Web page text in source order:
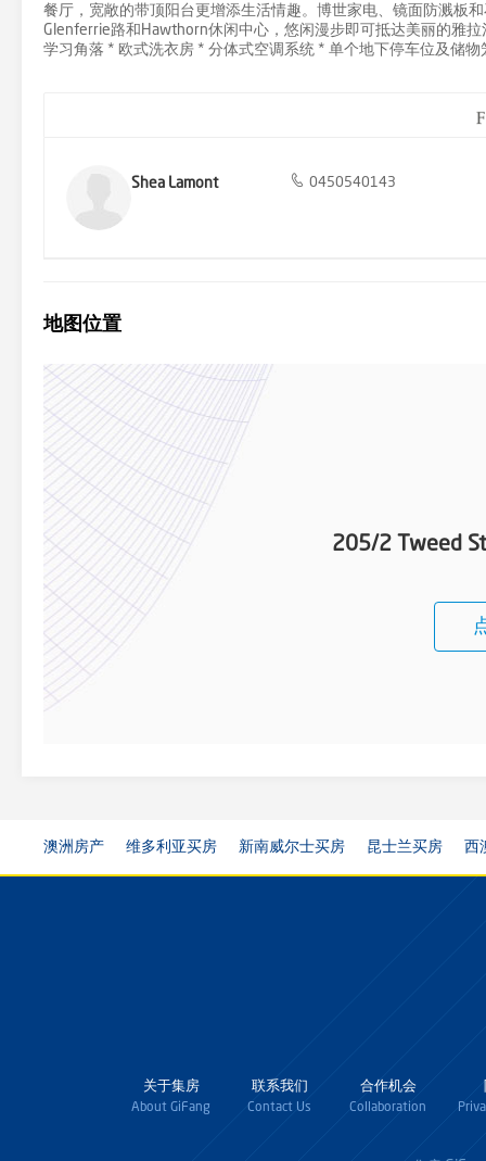
餐厅，宽敞的带顶阳台更增添生活情趣。博世家电、镜面防溅板
Glenferrie路和Hawthorn休闲中心，悠闲漫步即可抵达美丽的雅
学习角落 * 欧式洗衣房 * 分体式空调系统 * 单个地下停车位及储
Shea Lamont 0450540143
地图位置
205/2 Tweed
澳洲房产 维多利亚买房 新南威尔士买房 昆士兰买房 西
关于集房
About GiFang
联系我们
Contact Us
合作机会
Collaboration